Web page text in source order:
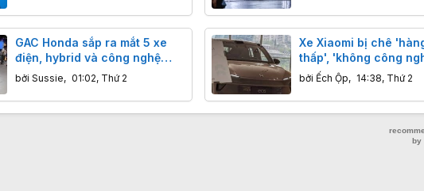
GAC Honda sắp ra mắt 5 xe
điện, hybrid và công nghệ
thông minh
bởi Sussie, 01:02, Thứ 2
Xe Xiaomi bị chê
thấp', 'không công
nhưng bán chạy
chiếc: 'Redmi ô tô' là
hay chê?
bởi Ếch Ộp, 14:38, Thứ 2